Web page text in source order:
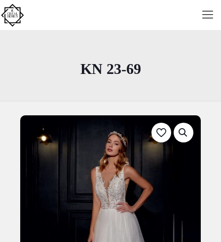
KN 23-69